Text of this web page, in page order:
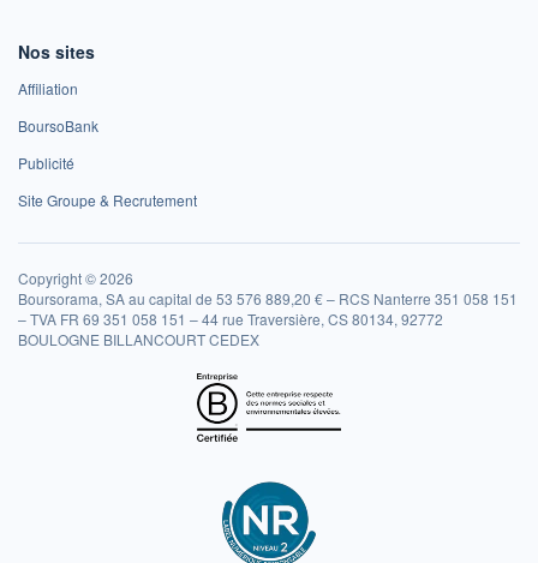
Nos sites
Affiliation
BoursoBank
Publicité
Site Groupe & Recrutement
Copyright © 2026
Boursorama, SA au capital de 53 576 889,20 € – RCS Nanterre 351 058 151
– TVA FR 69 351 058 151 – 44 rue Traversière, CS 80134, 92772
BOULOGNE BILLANCOURT CEDEX